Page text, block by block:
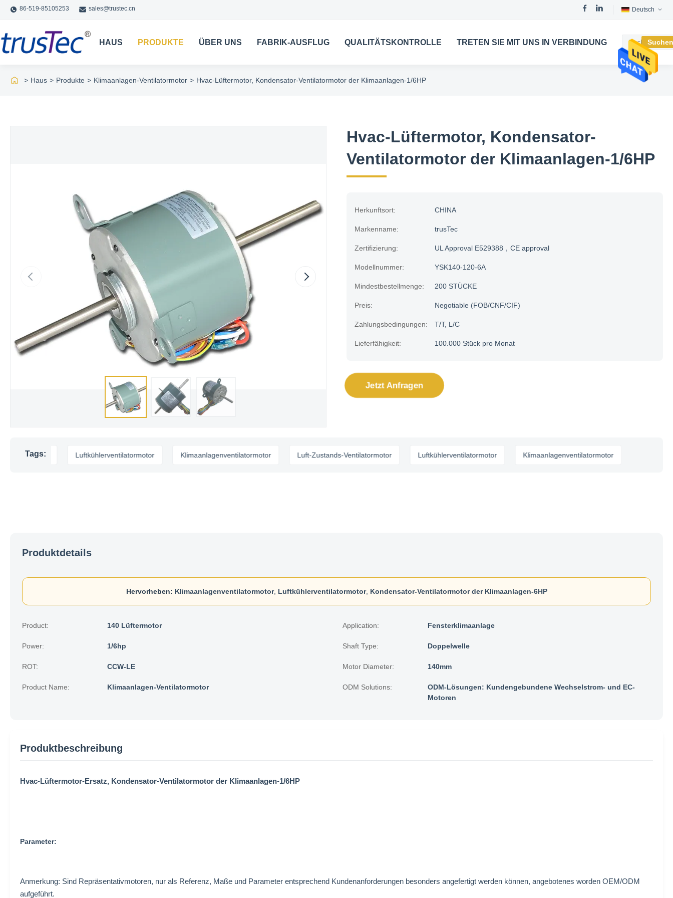
86-519-85105253 sales@trustec.cn Deutsch
HAUS PRODUKTE ÜBER UNS FABRIK-AUSFLUG QUALITÄTSKONTROLLE TRETEN SIE MIT UNS IN VERBINDUNG
> Haus > Produkte > Klimaanlagen-Ventilatormotor > Hvac-Lüftermotor, Kondensator-Ventilatormotor der Klimaanlagen-1/6HP
Hvac-Lüftermotor, Kondensator-
Ventilatormotor der Klimaanlagen-1/6HP
Herkunftsort: CHINA
Markenname: trusTec
Zertifizierung: UL Approval E529388，CE approval
Modellnummer: YSK140-120-6A
Mindestbestellmenge: 200 STÜCKE
Preis: Negotiable (FOB/CNF/CIF)
Zahlungsbedingungen: T/T, L/C
Lieferfähigkeit: 100.000 Stück pro Monat
Jetzt Anfragen
Tags: Luftkühlerventilatormotor Klimaanlagenventilatormotor Luft-Zustands-Ventilatormotor Luftkühlerventilatormotor Klimaanlagenventilatormotor
Produktdetails
Hervorheben: Klimaanlagenventilatormotor, Luftkühlerventilatormotor, Kondensator-Ventilatormotor der Klimaanlagen-6HP
Product: 140 Lüftermotor Application: Fensterklimaanlage
Power: 1/6hp Shaft Type: Doppelwelle
ROT: CCW-LE Motor Diameter: 140mm
Product Name: Klimaanlagen-Ventilatormotor ODM Solutions:
ODM-Lösungen: Kundengebundene Wechselstrom- und EC-
Motoren
Produktbeschreibung
Hvac-Lüftermotor-Ersatz, Kondensator-Ventilatormotor der Klimaanlagen-1/6HP
Parameter:
Anmerkung: Sind Repräsentativmotoren, nur als Referenz, Maße und Parameter entsprechend Kundenanforderungen besonders angefertigt werden können, angebotenes worden OEM/ODM
aufgeführt.